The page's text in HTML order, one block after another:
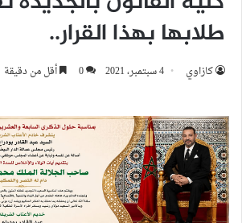
طلابها بهذا القرار..
كازاوي 4 سبتمبر، 2021 0 أقل من دقيقة